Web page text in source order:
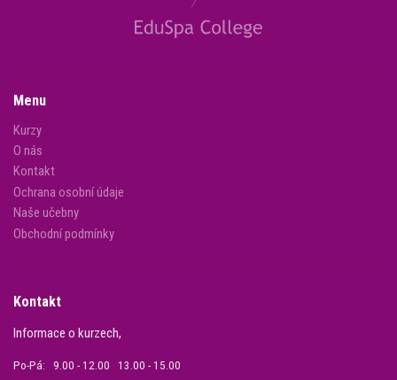
Menu
Kurzy
O nás
Kontakt
Ochrana osobní údaje
Naše učebny
Obchodní podmínky
Kontakt
Informace o kurzech,
Po-Pá: 9.00 - 12.00 13.00 - 15.00